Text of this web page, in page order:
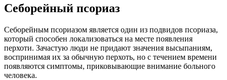
Себорейный псориаз
Себорейным псориазом является один из подвидов псориаза,
который способен локализоваться на месте появления
перхоти. Зачастую люди не придают значения высыпаниям,
воспринимая их за обычную перхоть, но с течением времени
появляются симптомы, приковывающие внимание больного
человека.